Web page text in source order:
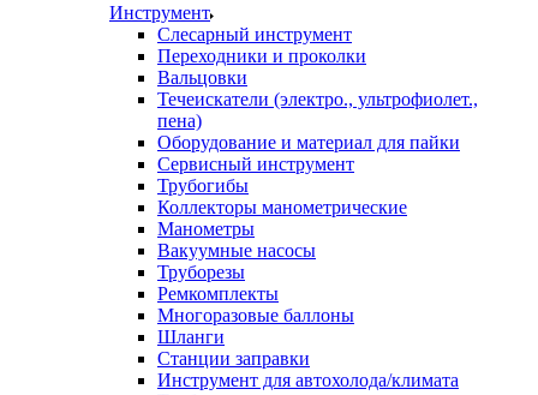
Инструмент
Слесарный инструмент
Переходники и проколки
Вальцовки
Течеискатели (электро., ультрофиолет.,
пена)
Оборудование и материал для пайки
Сервисный инструмент
Трубогибы
Коллекторы манометрические
Манометры
Вакуумные насосы
Труборезы
Ремкомплекты
Многоразовые баллоны
Шланги
Станции заправки
Инструмент для автохолода/климата